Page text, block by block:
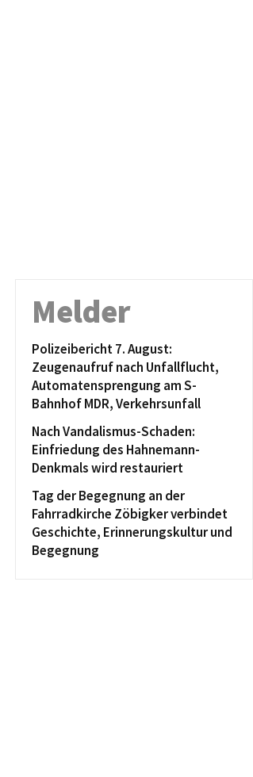
Melder
Polizeibericht 7. August:
Zeugenaufruf nach Unfallflucht,
Automatensprengung am S-
Bahnhof MDR, Verkehrsunfall
Nach Vandalismus-Schaden:
Einfriedung des Hahnemann-
Denkmals wird restauriert
Tag der Begegnung an der
Fahrradkirche Zöbigker verbindet
Geschichte, Erinnerungskultur und
Begegnung